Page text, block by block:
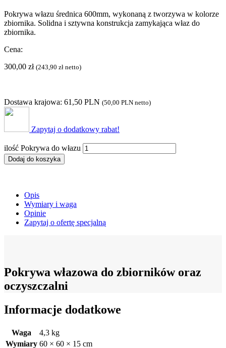
Pokrywa włazu średnica 600mm, wykonaną z tworzywa w kolorze
zbiornika. Solidna i sztywna konstrukcja zamykająca właz do
zbiornika.
Cena:
300,00 zł (243,90 zł netto)
Dostawa krajowa: 61,50 PLN (50,00 PLN netto)
Zapytaj o dodatkowy rabat!
ilość Pokrywa do włazu
Dodaj do koszyka
Opis
Wymiary i waga
Opinie
Zapytaj o ofertę specjalną
Pokrywa włazowa do zbiorników oraz
oczyszczalni
Informacje dodatkowe
Waga
4,3 kg
Wymiary 60 × 60 × 15 cm